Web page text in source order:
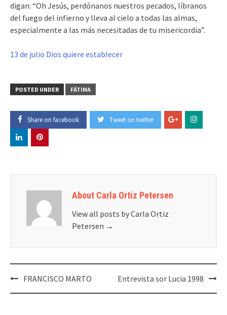
digan: “Oh Jesús, perdónanos nuestros pecados, líbranos
del fuego del infierno y lleva al cielo a todas las almas,
especialmente a las más necesitadas de tu misericordia”.
13 de julio Dios quiere establecer
POSTED UNDER FÁTIMA
Share on facebook Tweet on twitter
About Carla Ortiz Petersen
View all posts by Carla Ortiz
Petersen →
Post
navigation
FRANCISCO MARTO Entrevista sor Lucia 1998